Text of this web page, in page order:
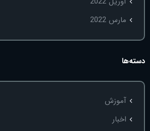
مارس 2022
دسته‌ها
آموزش
اخبار